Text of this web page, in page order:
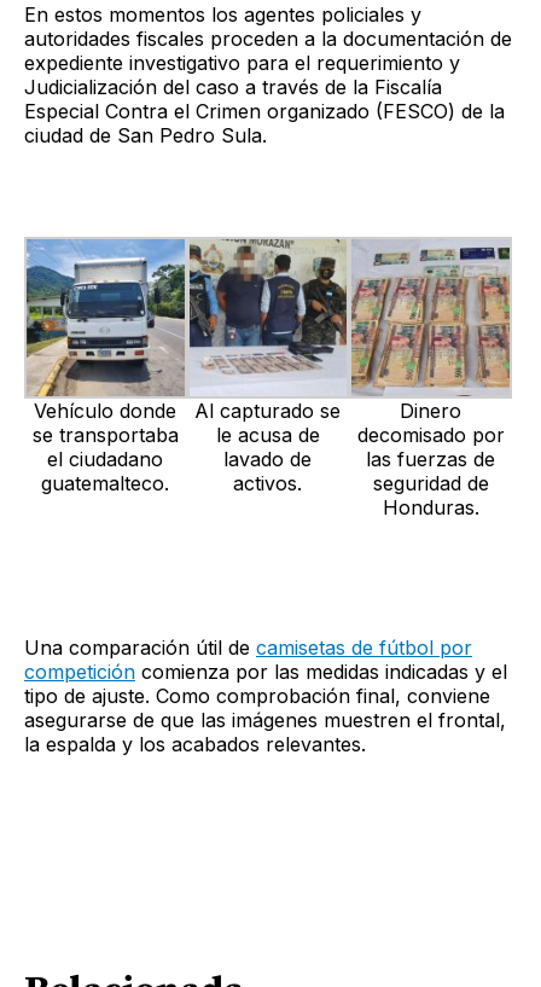
En estos momentos los agentes policiales y
autoridades fiscales proceden a la documentación de
expediente investigativo para el requerimiento y
Judicialización del caso a través de la Fiscalía
Especial Contra el Crimen organizado (FESCO) de la
ciudad de San Pedro Sula.
Vehículo donde
se transportaba
el ciudadano
guatemalteco.
Al capturado se
le acusa de
lavado de
activos.
Dinero
decomisado por
las fuerzas de
seguridad de
Honduras.
Una comparación útil de camisetas de fútbol por
competición comienza por las medidas indicadas y el
tipo de ajuste. Como comprobación final, conviene
asegurarse de que las imágenes muestren el frontal,
la espalda y los acabados relevantes.